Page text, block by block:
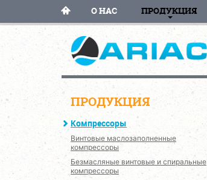
О НАС ПРОДУКЦИЯ
ПРОДУКЦИЯ
Компрессоры
Винтовые маслозаполненные
компрессоры
Безмасляные винтовые и спиральные
компрессоры